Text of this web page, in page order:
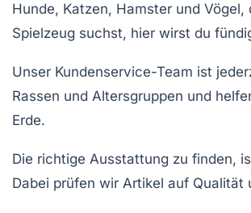
Hunde, Katzen, Hamster und
Spielzeug suchst, hier wirst du
Unser Kundenservice-Team ist
Rassen und Altersgruppen und
Erde.
Die richtige Ausstattung zu finden,
Dabei prüfen wir Artikel auf Qualität